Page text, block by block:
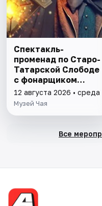
Спектакль-
променад по Старо-
Татарской Слободе
с фонарщиком
Фаролеро
12 августа 2026 • среда
Музей Чая
Все